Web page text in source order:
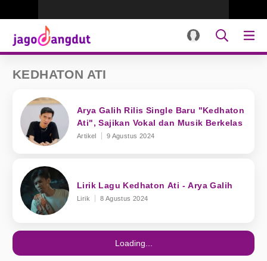
KEDHATON ATI
Arya Galih Rilis Single Baru "Kedhaton
Ati", Sajikan Vokal dan Musik Berkelas
Artikel 9 Agustus 2024
Lirik Lagu Kedhaton Ati - Arya Galih
Lirik 8 Agustus 2024
Loading...